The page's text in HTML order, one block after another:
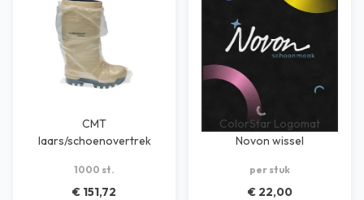
CMT
laars/schoenovertrek
geruwd Transp
1000 st.
€ 151,72
ColorStar Logomat
Novon wissel
per stuk
€ 22,00